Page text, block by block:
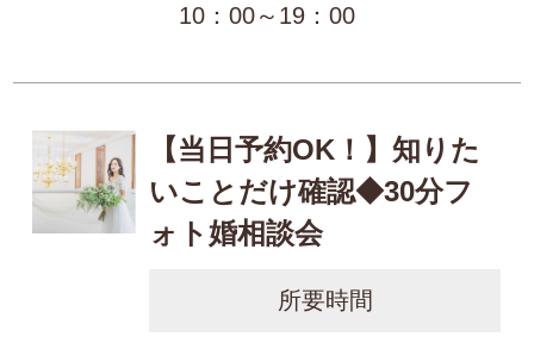
10：00～19：00
【当日予約OK！】知りた
いことだけ確認◆30分フ
ォト婚相談会
所要時間